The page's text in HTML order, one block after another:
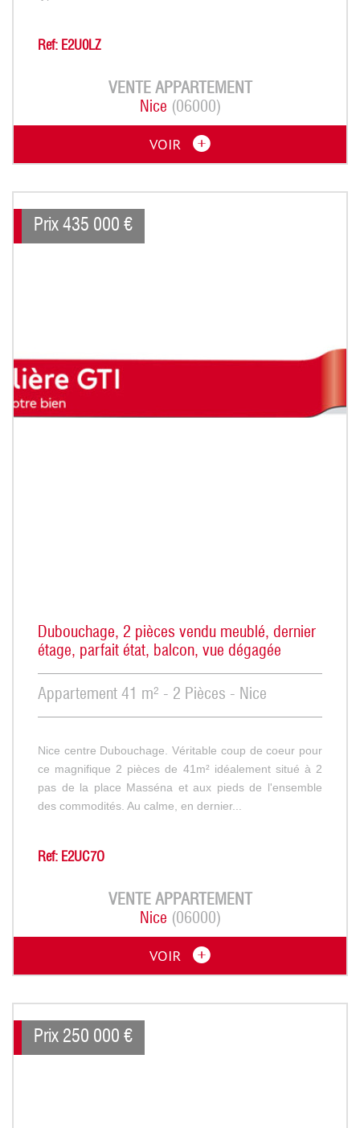
Ref: E2U0LZ
VENTE APPARTEMENT
Nice (06000)
VOIR
Prix 435 000 €
Dubouchage, 2 pièces vendu meublé, dernier
étage, parfait état, balcon, vue dégagée
Appartement 41 m² - 2 Pièces - Nice
Nice centre Dubouchage. Véritable coup de coeur pour
ce magnifique 2 pièces de 41m² idéalement situé à 2
pas de la place Masséna et aux pieds de l'ensemble
des commodités. Au calme, en dernier...
Ref: E2UC7O
VENTE APPARTEMENT
Nice (06000)
VOIR
Prix 250 000 €